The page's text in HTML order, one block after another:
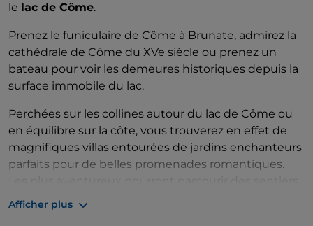
le lac de Côme.
Prenez le funiculaire de Côme à Brunate, admirez la
cathédrale de Côme du XVe siècle ou prenez un
bateau pour voir les demeures historiques depuis la
surface immobile du lac.
Perchées sur les collines autour du lac de Côme ou
en équilibre sur la côte, vous trouverez en effet de
magnifiques villas entourées de jardins enchanteurs
parfaits pour de belles promenades romantiques.
de montagne et admirer des vues à couper le
Afficher plus